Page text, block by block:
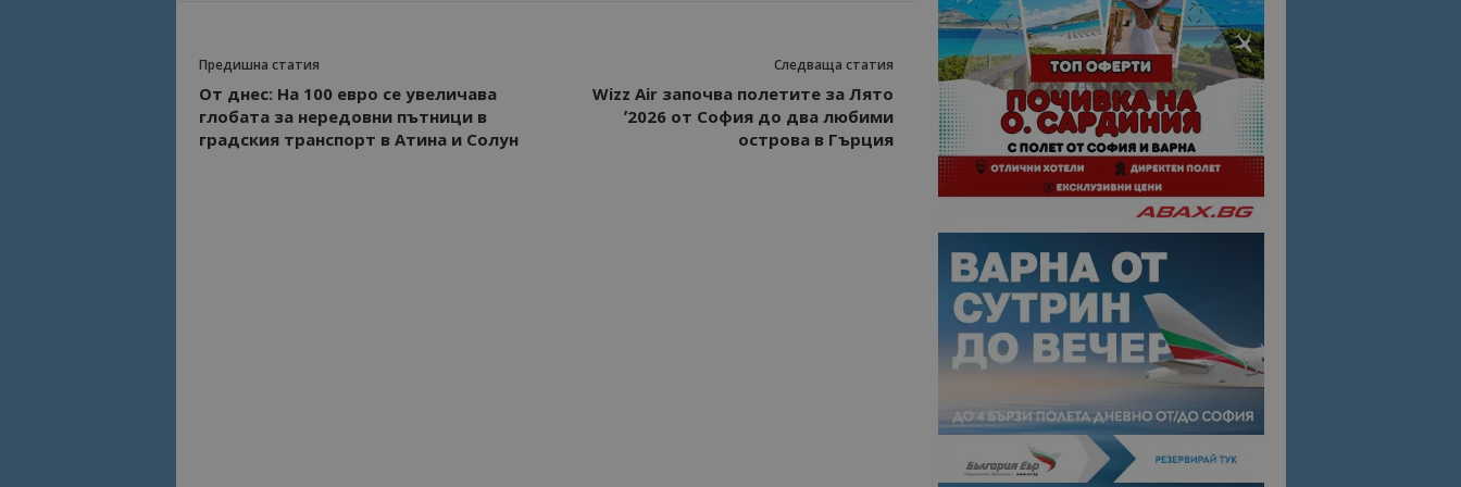
Предишна статия
От днес: На 100 евро се увеличава
глобата за нередовни пътници в
градския транспорт в Атина и Солун
Следваща статия
Wizz Air започва полетите за Лято
ʼ2026 от София до два любими
острова в Гърция